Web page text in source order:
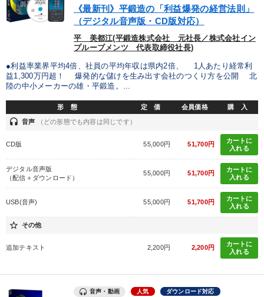
《最新刊》平鍛造の「利益爆発の経営法則」
（デジタル音声版・CD版対応）
平 美都江(平鍛造株式会社 元社長／株式会社イン
プルーブメンツ 代表取締役社長)
●利益率業界平均4倍、社員の平均年収は県内2倍、 1人あたり経常利
益1,300万円超！ 爆発的な儲けを生み出す会社のつくり方を公開 北
陸の中小メーカーの雄・平鍛造。...
形 態 定 価 会員価格 購 入
headset 音声 （どの形態でも内容は同じです）
CD版 55,000円 51,700円
カートに
入れる
デジタル音声版
（配信＋ダウンロード）
55,000円 51,700円
カートに
入れる
USB(音声) 55,000円 51,700円
カートに
入れる
star_border その他
追加テキスト 2,200円 2,200円
カートに
入れる
音声・動画 人気 ダウンロード対応